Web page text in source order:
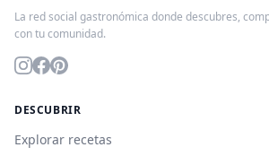
La red social gastronómica donde descubres,
con tu comunidad.
DESCUBRIR
Explorar recetas